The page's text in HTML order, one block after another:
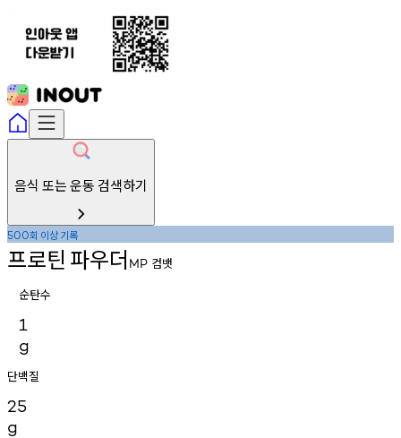
음식 또는 운동 검색하기
500회 이상기록
프로틴 파우더 MP 컴뱃
순탄수
1
g
단백질
25
g